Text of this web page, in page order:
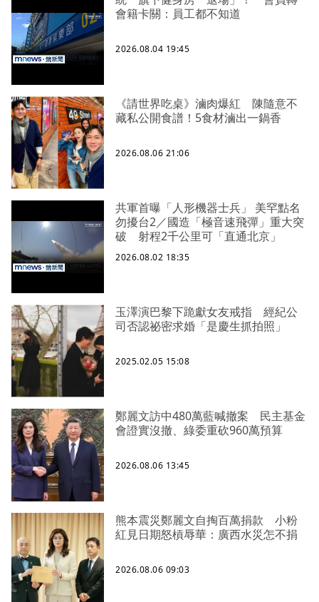
會籍卡關：員工都不知道
2026.08.04 19:45
《請世界吃桌》滷肉爆紅 陳隨意不
藏私公開食譜！5食材滷出一鍋香
2026.08.06 21:06
共軍首曝「人形機器士兵」 美罕點名
勿擾台2／國造「極音速飛彈」重大突
破 射程2千公里可「直通北京」
2026.08.02 18:35
玉澤演巴黎下跪獻女友戒指 經紀公
司否認祕密求婚「是慶生抓拍照」
2025.02.05 15:08
鄭麗文訪中480萬藍喊撤案 民主基金
會證實沒撤、綠委重砍960萬預算
2026.08.06 13:45
熊本震災鄭麗文自掏百萬捐款 小粉
紅見日期怒槓辱華：廣西水災怎不捐
2026.08.06 09:03